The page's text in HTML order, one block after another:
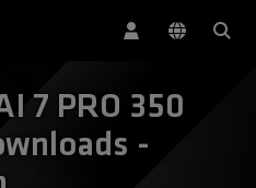
7 PRO 350
-